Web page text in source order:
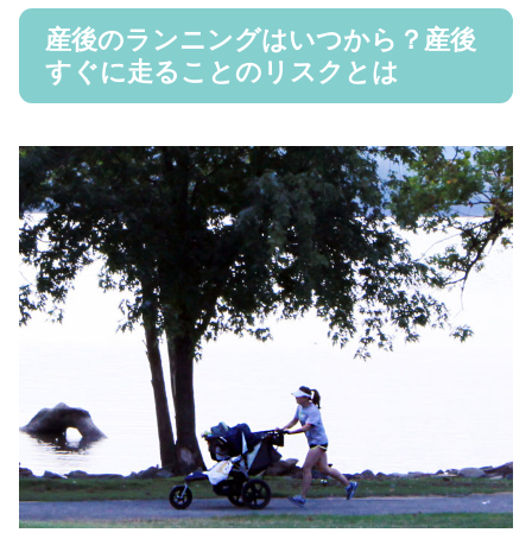
産後のランニングはいつから？産後
すぐに走ることのリスクとは